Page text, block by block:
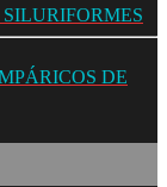
DE